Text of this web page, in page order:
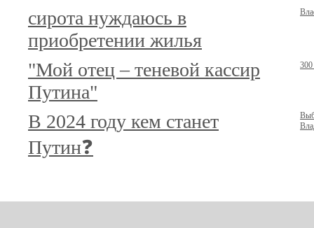
сирота нуждаюсь в
приобретении жилья
"Мой отец – теневой кассир
Путина"
300
В 2024 году кем станет
Путин❓